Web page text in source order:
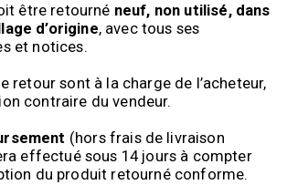
être retourné neuf, non utilisé, dans
d’origine, avec tous ses
et notices.
retour sont à la charge de l’acheteur,
contraire du vendeur.
(hors frais de livraison
effectué sous 14 jours à compter
du produit retourné conforme.